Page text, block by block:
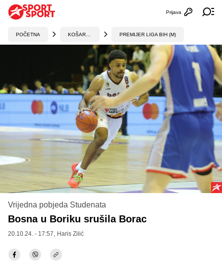
Otvori
Prijava
POČETNA PREMIJER LIGA BIH (M)
Vrijedna pobjeda Studenata
Bosna u Boriku srušila Borac
20.10.24. - 17:57, Haris Zilić